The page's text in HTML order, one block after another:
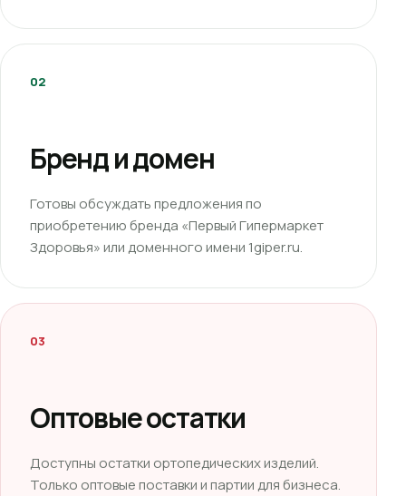
02
Бренд и домен
Готовы обсуждать предложения по
приобретению бренда «Первый Гипермаркет
Здоровья» или доменного имени 1giper.ru.
03
Оптовые остатки
Доступны остатки ортопедических изделий.
Только оптовые поставки и партии для бизнеса.